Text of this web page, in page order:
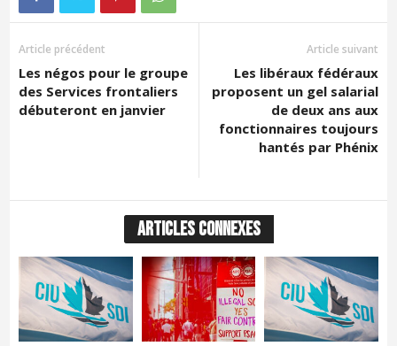
Article précédent
Les négos pour le groupe
des Services frontaliers
débuteront en janvier
Article suivant
Les libéraux fédéraux
proposent un gel salarial
de deux ans aux
fonctionnaires toujours
hantés par Phénix
ARTICLES CONNEXES